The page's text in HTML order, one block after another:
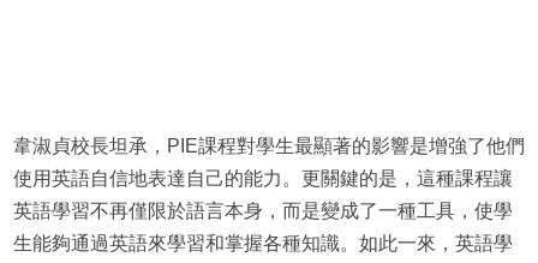
韋淑貞校長坦承，PIE課程對學生最顯著的影響是增強了他們
使用英語自信地表達自己的能力。更關鍵的是，這種課程讓
英語學習不再僅限於語言本身，而是變成了一種工具，使學
生能夠通過英語來學習和掌握各種知識。如此一來，英語學